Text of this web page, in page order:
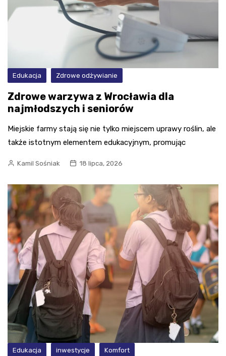
Edukacja Zdrowe odżywianie
Zdrowe warzywa z Wrocławia dla
najmłodszych i seniorów
Miejskie farmy stają się nie tylko miejscem uprawy roślin, ale
także istotnym elementem edukacyjnym, promując
Kamil Sośniak 18 lipca, 2026
Edukacja inwestycje Komfort